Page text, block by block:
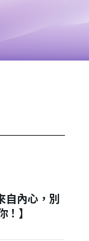
自內心，別
】